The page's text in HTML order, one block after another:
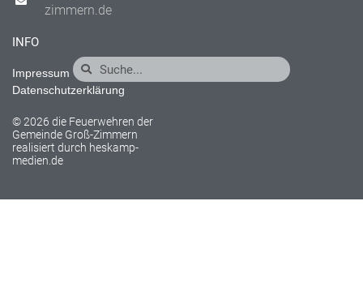
zimmern.de
INFO
Impressum
Datenschutzerklärung
© 2026 die Feuerwehren der
Gemeinde Groß-Zimmern
realisiert durch heskamp-
medien.de